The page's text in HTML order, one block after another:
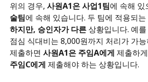
위의 경우, 사원A1은 사업1팀에 속해 있
술팀에 속해 있습니다. 두 팀에 적용되는
하지만, 승인자가 다른 상황입니다. 예
점심 식대비는 8,000원까지 처리가 가
제출하면 사원A1은 주임A에게 제출하
주임C에게 제출해야 하는 상황입니다.